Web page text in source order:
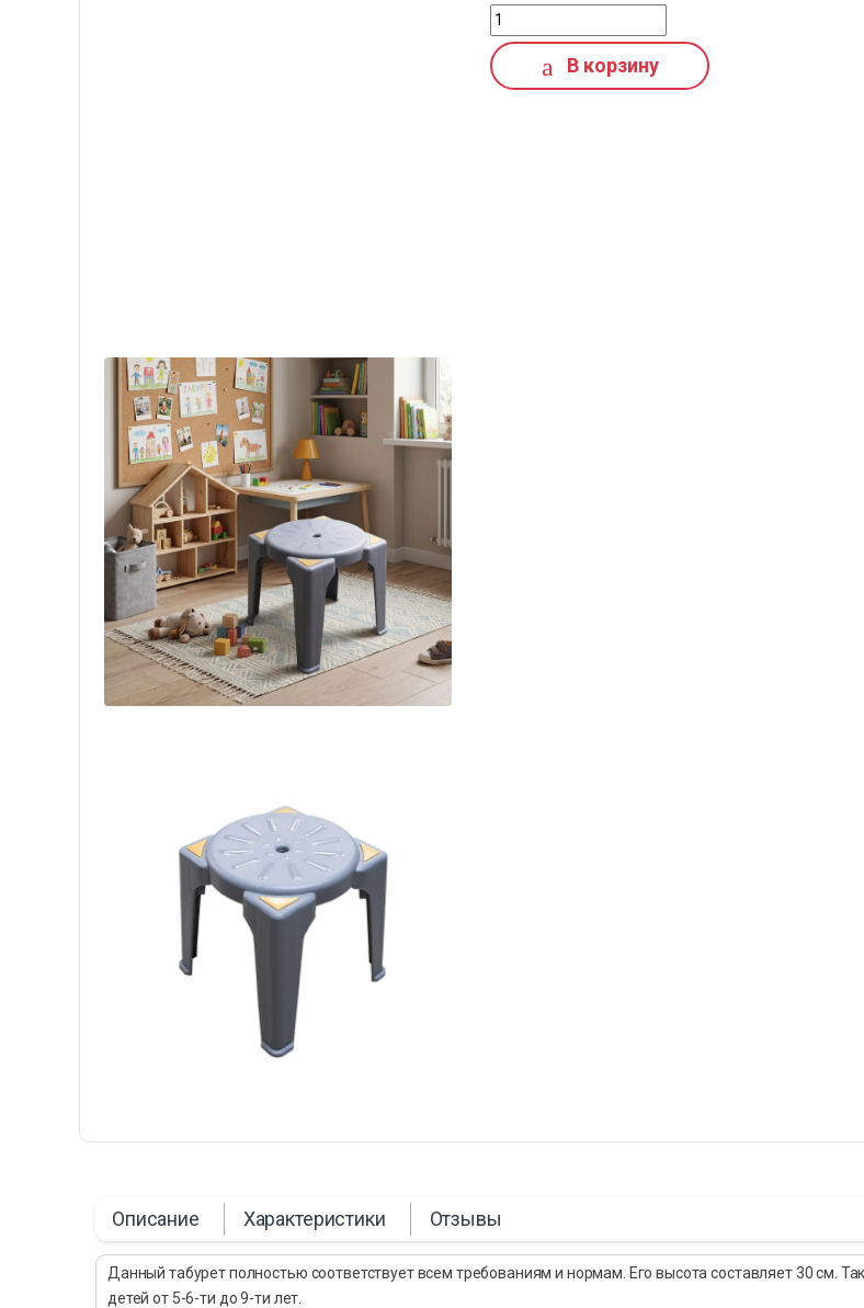
В корзину
Описание Характеристики Отзывы
Данный табурет полностью соответствует всем требованиям и нормам. Его высота составляет 30 см.
детей от 5-6-ти до 9-ти лет.